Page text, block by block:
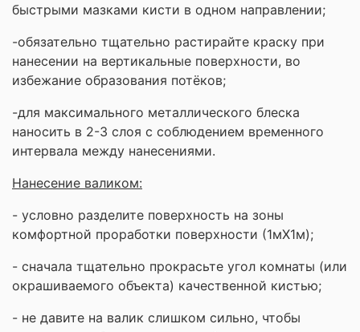
быстрыми мазками кисти в одном направлении;
-обязательно тщательно растирайте краску при
нанесении на вертикальные поверхности, во
избежание образования потёков;
-для максимального металлического блеска
наносить в 2-3 слоя с соблюдением временного
интервала между нанесениями.
Нанесение валиком:
- условно разделите поверхность на зоны
комфортной проработки поверхности (1мХ1м);
- сначала тщательно прокрасьте угол комнаты (или
окрашиваемого объекта) качественной кистью;
- не давите на валик слишком сильно, чтобы